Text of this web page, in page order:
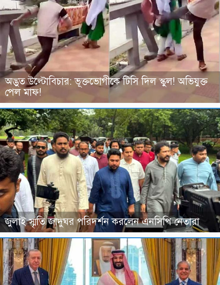
অদ্ভুত উল্টোবিচার: ভূক্তভোগীকে টিসি দিল স্কুল! অভিযুক্ত
পেল মাফ!
জুলাই স্মৃতি জাদুঘর পরিদর্শন করলেন এনসিপি নেতারা